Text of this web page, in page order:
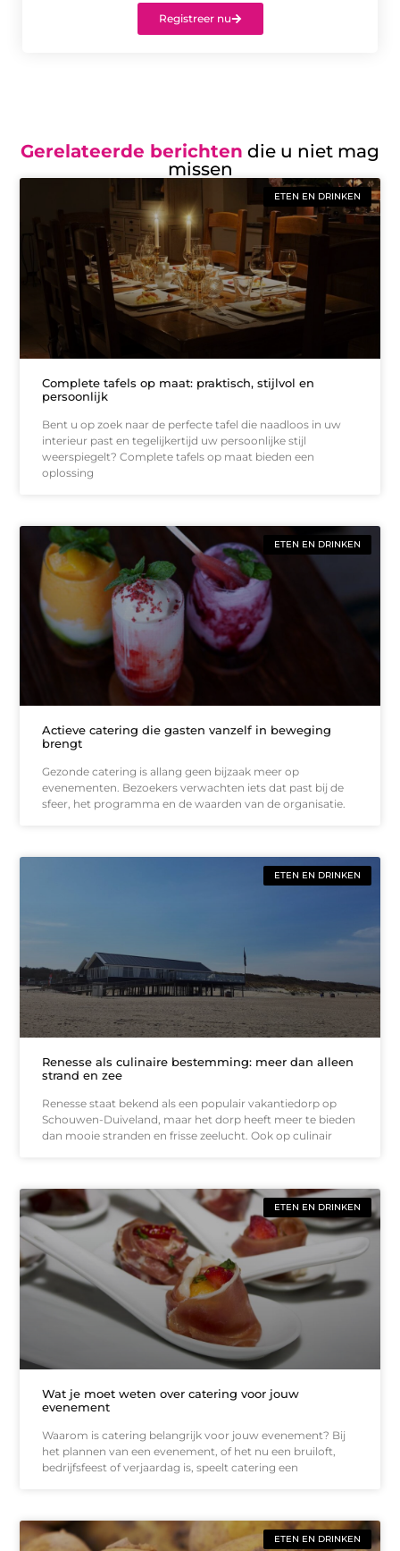
Registreer nu
Gerelateerde berichten die u niet mag
missen
ETEN EN DRINKEN
Complete tafels op maat: praktisch, stijlvol en
persoonlijk
Bent u op zoek naar de perfecte tafel die naadloos in uw
interieur past en tegelijkertijd uw persoonlijke stijl
weerspiegelt? Complete tafels op maat bieden een
oplossing
ETEN EN DRINKEN
Actieve catering die gasten vanzelf in beweging
brengt
Gezonde catering is allang geen bijzaak meer op
evenementen. Bezoekers verwachten iets dat past bij de
sfeer, het programma en de waarden van de organisatie.
ETEN EN DRINKEN
Renesse als culinaire bestemming: meer dan alleen
strand en zee
Renesse staat bekend als een populair vakantiedorp op
Schouwen-Duiveland, maar het dorp heeft meer te bieden
dan mooie stranden en frisse zeelucht. Ook op culinair
ETEN EN DRINKEN
Wat je moet weten over catering voor jouw
evenement
Waarom is catering belangrijk voor jouw evenement? Bij
het plannen van een evenement, of het nu een bruiloft,
bedrijfsfeest of verjaardag is, speelt catering een
ETEN EN DRINKEN